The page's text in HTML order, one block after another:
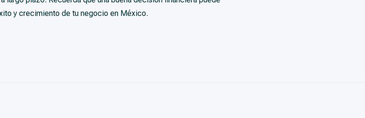
y crecimiento de tu negocio en México.